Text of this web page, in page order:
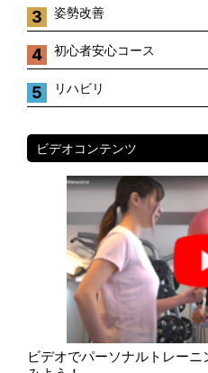
3 姿勢改善
4 初心者安心コース
5 リハビリ
ビデオコンテンツ
ビデオでパーソナルトレー